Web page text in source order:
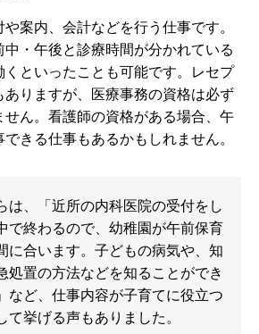
案内、会計などを行う仕事です。
・午後と診療時間が分かれている
くといったことも可能です。レセプ
ありますが、医療事務の資格は必ず
せん。看護師の資格がある場合、午
きる仕事もあるかもしれません。
は、「近所の内科医院の受付をし
で終わるので、幼稚園が午前保育
に合います。子どもの病気や、知
処置の方法などを知ることができ
など、仕事内容が子育てに役立つ
て挙げる声もありました。